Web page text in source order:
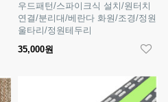
우드패턴/스파이크식 설치/원터치
연결/분리대/베란다 화원/조경/정원
울타리/정원테두리
35,000원